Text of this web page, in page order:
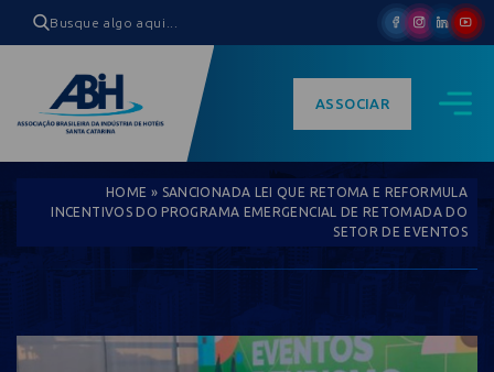
ASSOCIAR
HOME » SANCIONADA LEI QUE RETOMA E REFORMULA
INCENTIVOS DO PROGRAMA EMERGENCIAL DE RETOMADA DO
SETOR DE EVENTOS